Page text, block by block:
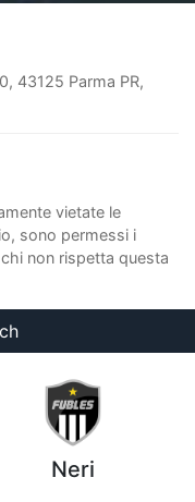
43125 Parma PR,
vietate le
sono permessi i
non rispetta questa
Neri